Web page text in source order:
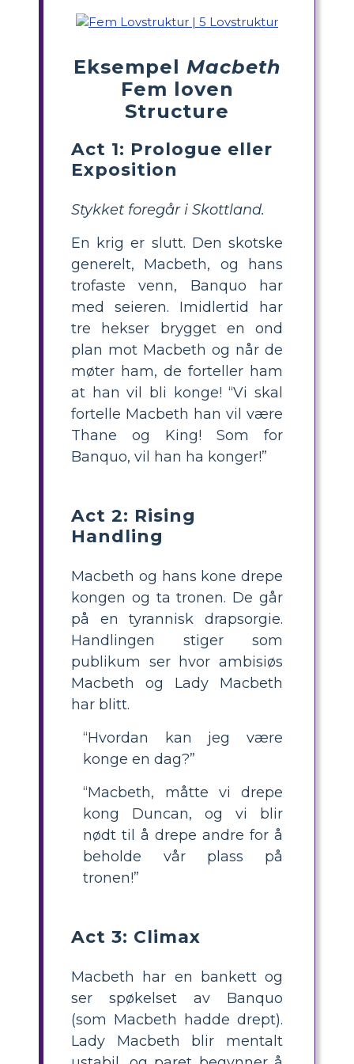
Eksempel Macbeth
Fem loven
Structure
Act 1: Prologue eller
Exposition
Stykket foregår i Skottland.
En krig er slutt. Den skotske
generelt, Macbeth, og hans
trofaste venn, Banquo har
med seieren. Imidlertid har
tre hekser brygget en ond
plan mot Macbeth og når de
møter ham, de forteller ham
at han vil bli konge! “Vi skal
fortelle Macbeth han vil være
Thane og King! Som for
Banquo, vil han ha konger!”
Act 2: Rising
Handling
Macbeth og hans kone drepe
kongen og ta tronen. De går
på en tyrannisk drapsorgie.
Handlingen stiger som
publikum ser hvor ambisiøs
Macbeth og Lady Macbeth
har blitt.
“Hvordan kan jeg være
konge en dag?”
“Macbeth, måtte vi drepe
kong Duncan, og vi blir
nødt til å drepe andre for å
beholde vår plass på
tronen!”
Act 3: Climax
Macbeth har en bankett og
ser spøkelset av Banquo
(som Macbeth hadde drept).
Lady Macbeth blir mentalt